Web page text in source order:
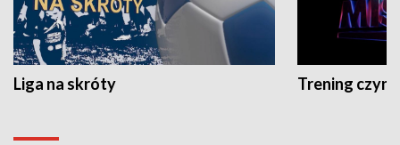
Liga na skróty Trening czyni